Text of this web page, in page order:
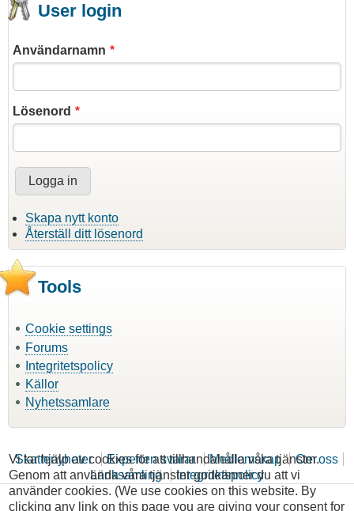
User login
Användarnamn
Lösenord
Skapa nytt konto
Återställ ditt lösenord
Tools
Cookie settings
Forums
Integritetspolicy
Källor
Nyhetssamlare
Skattenyheter Experten svarar Medlemskap
Om oss
Länksamling
Integritetspolicy
Vi tar hjälp av cookies för att tillhandahålla våra tjänster.
Genom att använda våra tjänster godkänner du att vi
använder cookies. (We use cookies on this website. By
clicking any link on this page you are giving your consent for